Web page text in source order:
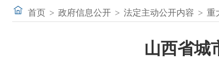
首页 > 政府信息公开 > 法定主动公开内容 > 重
山西省城